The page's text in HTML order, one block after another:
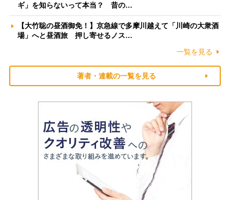
ギ」を知らないって本当？ 昔の…
【大竹聡の昼酒御免！】京急線で多摩川越えて「川崎の大衆酒
場」へと昼酒旅 押し寄せるノス…
一覧を見る
著者・連載の一覧を見る